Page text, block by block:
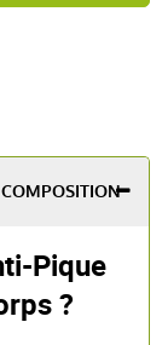
Pique
?